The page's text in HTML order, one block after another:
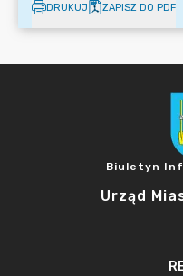
DRUKUJ ZAPISZ DO PDF
Biuletyn
Urząd